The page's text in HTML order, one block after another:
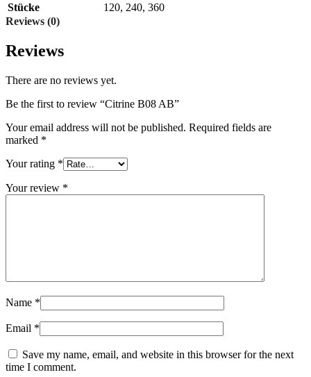
Stücke 120, 240, 360
Reviews (0)
Reviews
There are no reviews yet.
Be the first to review “Citrine B08 AB”
Your email address will not be published. Required fields are
marked *
Your rating *
Your review *
Name *
Email *
Save my name, email, and website in this browser for the next
time I comment.